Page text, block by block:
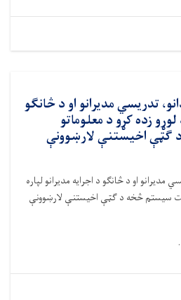
تدریسي مدیرانو او د څانګو
لوړو زده کړو د معلوماتو
اخیستنې لارښوونې
او د څانګو د اجرایه مدیرانو لپاره
سیستم څخه د ګټې اخیستنې لارښوونې